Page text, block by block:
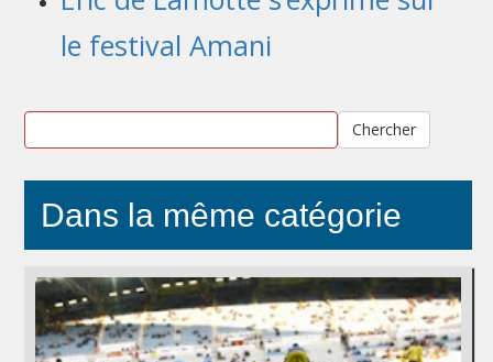
le festival Amani
Chercher
Dans la même catégorie